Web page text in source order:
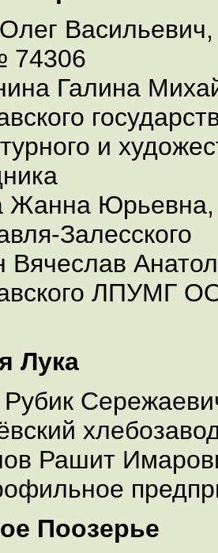
74306
Галина
и
Жанна
Залесского
Вячеслав
ЛПУМГ
Лука
Рашит
Поозерье